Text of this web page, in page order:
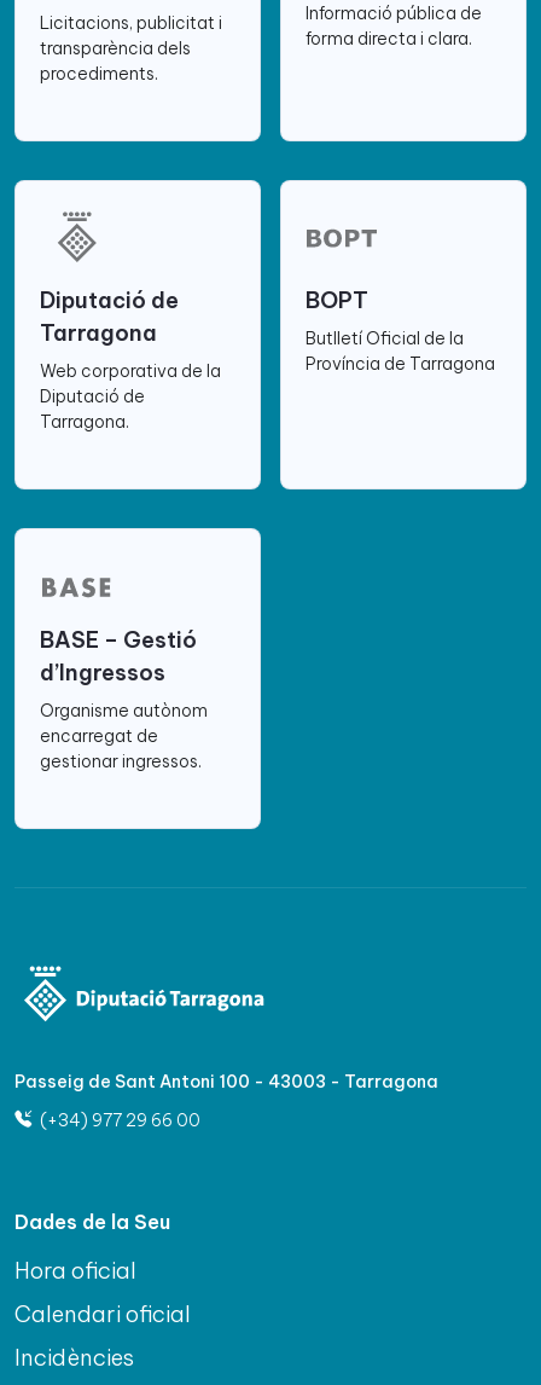
Licitacions, publicitat i
transparència dels
procediments.
Informació pública de
forma directa i clara.
Diputació de
Tarragona
Web corporativa de la
Diputació de
Tarragona.
BOPT
Butlletí Oficial de la
Província de Tarragona
BASE – Gestió
d’Ingressos
Organisme autònom
encarregat de
gestionar ingressos.
Passeig de Sant Antoni 100 - 43003 - Tarragona
(+34) 977 29 66 00
Dades de la Seu
Hora oficial
Calendari oficial
Incidències